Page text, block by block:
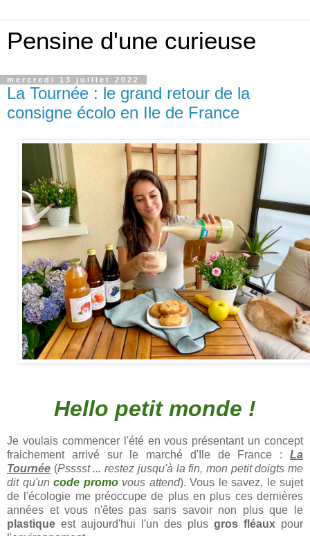
Pensine d'une curieuse
mercredi 13 juillet 2022
La Tournée : le grand retour de la
consigne écolo en Ile de France
Hello petit monde !
Je voulais commencer l'été en vous présentant un concept
fraichement arrivé sur le marché d'Ile de France : La
Tournée (Psssst ... restez jusqu'à la fin, mon petit doigts me
dit qu'un code promovous attend). Vous le savez, le sujet
de l'écologie me préoccupe de plus en plus ces dernières
années et vous n'êtes pas sans savoir non plus que le
plastique est aujourd'hui l'un des plus gros fléaux pour